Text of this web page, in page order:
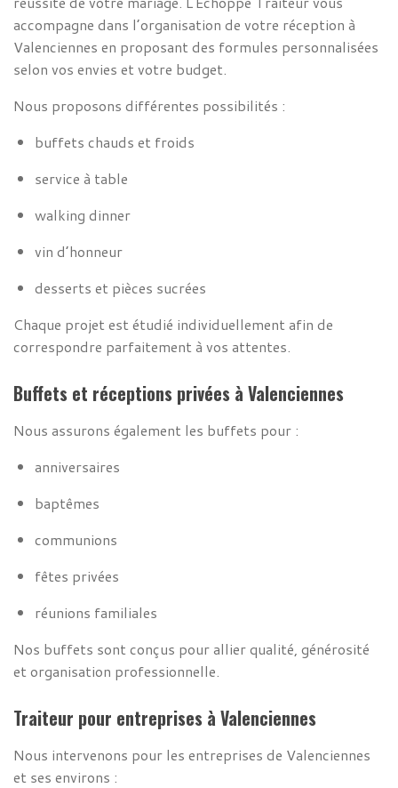
accompagne dans l’organisation de votre réception à
Valenciennes en proposant des formules personnalisées
selon vos envies et votre budget.
Nous proposons différentes possibilités :
buffets chauds et froids
service à table
walking dinner
vin d’honneur
desserts et pièces sucrées
Chaque projet est étudié individuellement afin de
correspondre parfaitement à vos attentes.
Buffets et réceptions privées à Valenciennes
Nous assurons également les buffets pour :
anniversaires
baptêmes
communions
fêtes privées
réunions familiales
Nos buffets sont conçus pour allier qualité, générosité
et organisation professionnelle.
Traiteur pour entreprises à Valenciennes
Nous intervenons pour les entreprises de Valenciennes
et ses environs :